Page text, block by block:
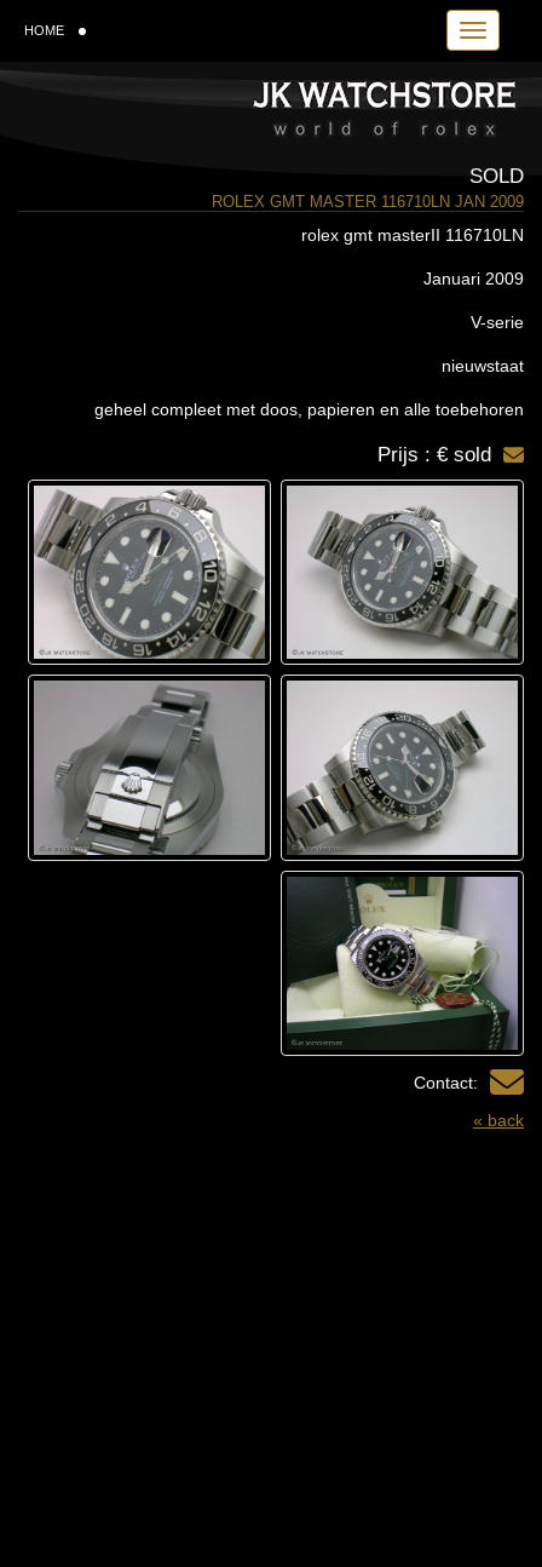
Toggle
HOME
SOLD
ROLEX GMT MASTER 116710LN JAN 2009
rolex gmt masterII 116710LN
Januari 2009
V-serie
nieuwstaat
geheel compleet met doos, papieren en alle toebehoren
Prijs : € sold
Contact:
« back